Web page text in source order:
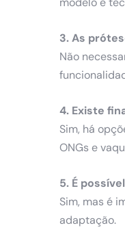
3. As
Não
4. Existe
Sim, há
ONGs e
5. É
Sim, mas é
adaptação.